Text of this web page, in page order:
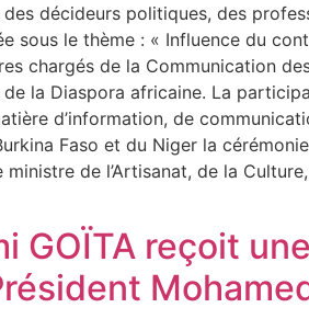
décideurs politiques, des
sous le thème : « Influence du
chargés de la Communication
la Diaspora africaine. La
d’information, de
Faso et du Niger la
de l’Artisanat, de la
GOÏTA reçoit